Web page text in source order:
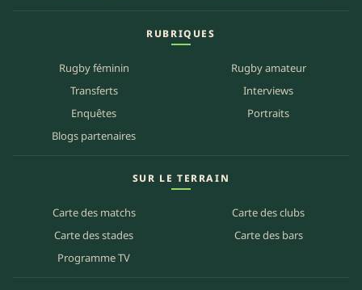
RUBRIQUES
Rugby féminin
Rugby amateur
Transferts
Interviews
Enquêtes
Portraits
Blogs partenaires
SUR LE TERRAIN
Carte des matchs
Carte des clubs
Carte des stades
Carte des bars
Programme TV